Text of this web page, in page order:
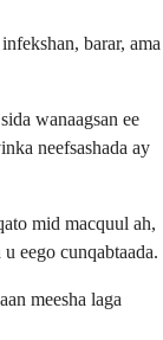
barar, ama
wanaagsan ee
neefsashada ay
mid macquul ah,
eego cunqabtaada.
meesha laga